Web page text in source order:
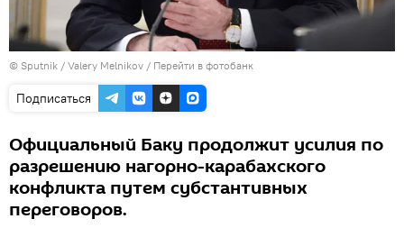
© Sputnik / Valery Melnikov / Перейти в фотобанк
Подписаться
Официальный Баку продолжит усилия по
разрешению нагорно-карабахского
конфликта путем субстантивных
переговоров.